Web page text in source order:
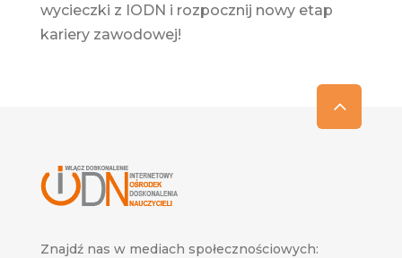
wycieczki z IODN i rozpocznij nowy etap
kariery zawodowej!
Znajdź nas w mediach społecznościowych: